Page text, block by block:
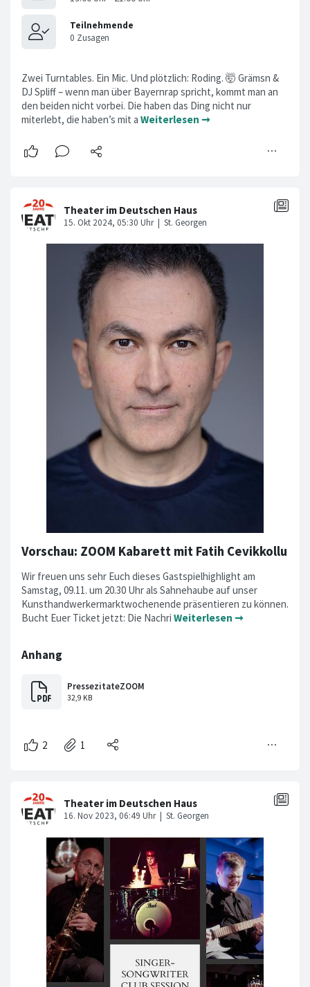
Zwei Turntables. Ein Mic. Und plötzlich: Roding. 🤯 Grämsn &
DJ Spliff – wenn man über Bayernrap spricht, kommt man an
den beiden nicht vorbei. Die haben das Ding nicht nur
miterlebt, die haben’s mit a Weiterlesen ➞
Vorschau: ZOOM Kabarett mit Fatih Cevikkollu
Wir freuen uns sehr Euch dieses Gastspielhighlight am
Samstag, 09.11. um 20.30 Uhr als Sahnehaube auf unser
Kunsthandwerkermarktwochenende präsentieren zu können.
Bucht Euer Ticket jetzt: Die Nachri Weiterlesen ➞